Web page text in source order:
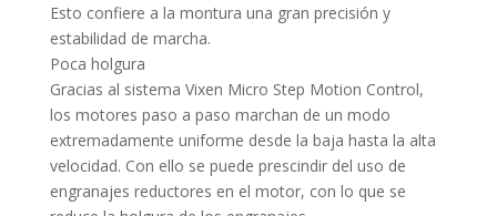
Esto confiere a la montura una gran precisión y
estabilidad de marcha.
Poca holgura
Gracias al sistema Vixen Micro Step Motion Control,
los motores paso a paso marchan de un modo
extremadamente uniforme desde la baja hasta la alta
velocidad. Con ello se puede prescindir del uso de
engranajes reductores en el motor, con lo que se